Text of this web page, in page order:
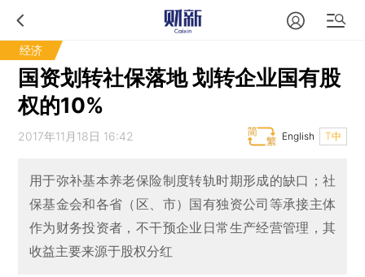
经济
国资划转社保落地 划转企业国有股
权的10%
2017年11月18日 16:42 T中
English
用于弥补基本养老保险制度转轨时期形成的缺口；社
保基金会和各省（区、市）国有独资公司等承接主体
作为财务投资者，不干预企业日常生产经营管理，其
收益主要来源于股权分红